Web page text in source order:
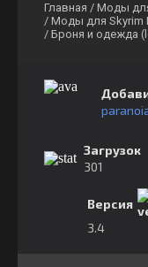
Главная / Моды
/ Моды для Skyrim
/ Броня и одежда
Загрузок
301
Версия
3.4